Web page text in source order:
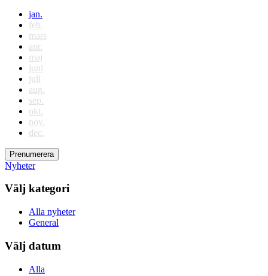
jan.
feb.
mars
apr.
maj
juni
juli
aug.
sep.
okt.
nov.
dec.
Prenumerera
Nyheter
Välj kategori
Alla nyheter
General
Välj datum
Alla